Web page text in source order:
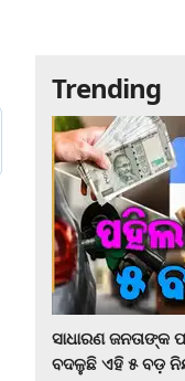
Trending
ସାଧାରଣ
ବଦଳୁଛି ଏହି ୫ ବଡ଼